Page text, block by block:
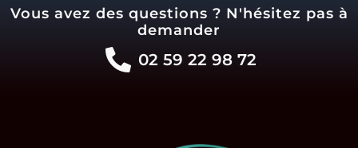
Vous avez des questions ? N'hésitez pas à
demander
02 59 22 98 72